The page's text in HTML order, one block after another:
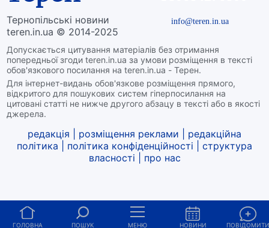
Тернопільські новини
teren.in.ua © 2014-2025
Допускається цитування матеріалів без отримання
попередньої згоди teren.in.ua за умови розміщення в тексті
обов'язкового посилання на teren.in.ua - Терен.
Для інтернет-видань обов'язкове розміщення прямого,
відкритого для пошукових систем гіперпосилання на
цитовані статті не нижче другого абзацу в тексті або в якості
джерела.
info@teren.in.ua
редакція розміщення реклами
редакційна
політика
політика конфіденційності
структура
власності
про нас
ГОЛОВНА ПОШУК МЕНЮ НОВИНИ